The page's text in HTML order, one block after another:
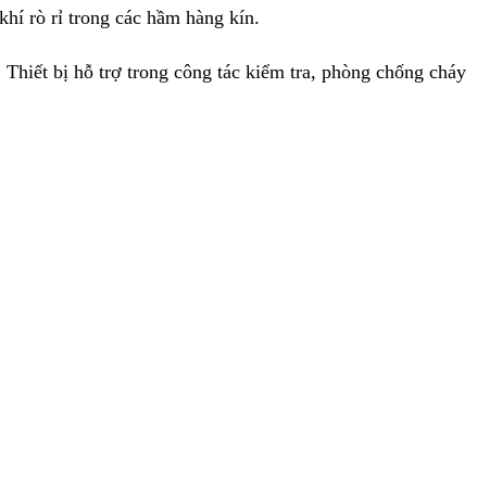
rò rỉ trong các hầm hàng kín.
Thiết bị hỗ trợ trong công tác kiểm tra, phòng chống cháy